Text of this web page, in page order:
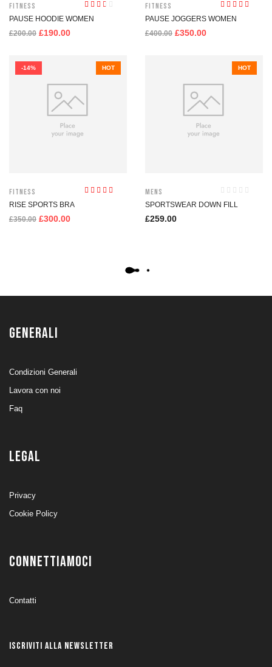
Fitness
Valutato
2.52
PAUSE HOODIE WOMEN
£200.00 £190.00
Fitness
Valutato
3.83 su 5
PAUSE JOGGERS WOMEN
£400.00 £350.00
HOT
-14%
Fitness
RISE SPORTS BRA
£350.00 £300.00
HOT
Mens
SPORTSWEAR DOWN FILL
£259.00
GENERALI
Condizioni Generali
Lavora con noi
Faq
LEGAL
Privacy
Cookie Policy
CONNETTIAMOCI
Contatti
ISCRIVITI ALLA NEWSLETTER